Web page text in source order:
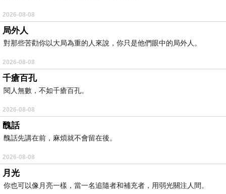
2026-08-08
局外人
對那些苦勸你以大局為重的人來說，你只是他們眼中的局外人。
2026-08-08
千瘡百孔
閱人無數，不如千瘡百孔。
2026-08-08
醜話
醜話先講在前，麻煩就不會留在後。
2026-08-08
月光
你也可以像月亮一樣，當一名追隨者和補充者，用弱光關注人間。